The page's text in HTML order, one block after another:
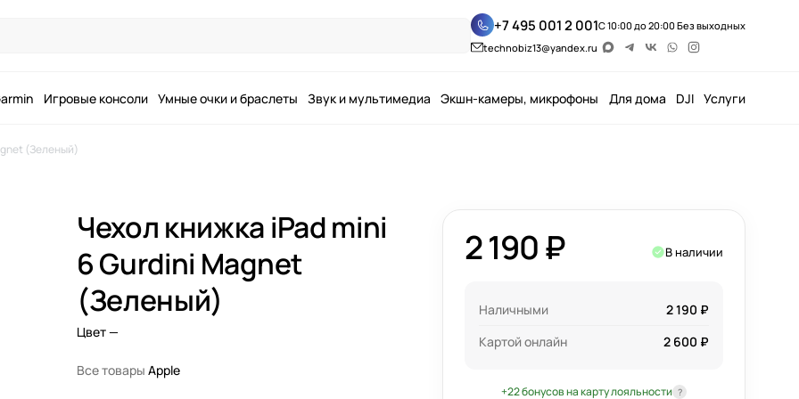
+7 495 001 2 001С 10:00 до 20:00 Без выходных
technobiz13@yandex.ru
Игровые консоли Умные очки и браслеты Звук и мультимедиа Экшн-камеры, микрофоны Для дома DJI Услуги
(Зеленый)
Чехол книжка iPad mini
6 Gurdini Magnet
(Зеленый)
Цвет—
Все товары Apple
2 190 ₽ В наличии
Наличными
2 190 ₽
Картой онлайн
2 600 ₽
+22 бонусов на карту лояльности ?